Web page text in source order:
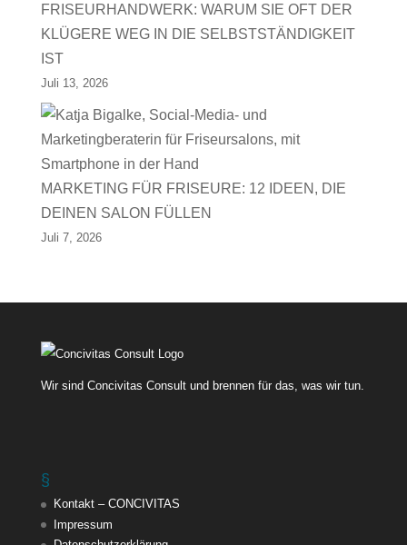
FRISEURHANDWERK: WARUM SIE OFT DER
KLÜGERE WEG IN DIE SELBSTSTÄNDIGKEIT
IST
Juli 13, 2026
MARKETING FÜR FRISEURE: 12 IDEEN, DIE
DEINEN SALON FÜLLEN
Juli 7, 2026
Wir sind Concivitas Consult und brennen für das, was wir tun.
§
Kontakt – CONCIVITAS
Impressum